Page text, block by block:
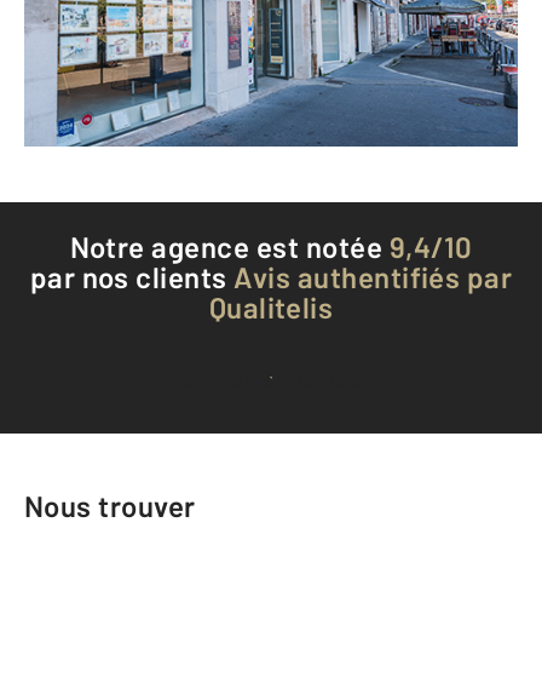
Envoyer un message
Téléphoner à l'agence
Notre agence est notée 9,4/10
par nos clients Avis authentifiés par
Qualitelis
Voir tous les avis clients
Nous trouver